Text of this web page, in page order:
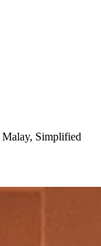
Malay, Simplified